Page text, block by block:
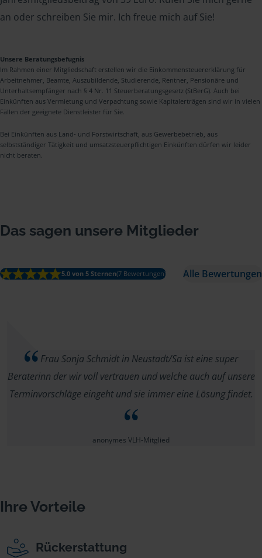
an oder schreiben Sie mir. Ich freue mich auf Sie!
Unsere Beratungsbefugnis
Im Rahmen einer Mitgliedschaft erstellen wir die Einkommensteuererklärung für
Arbeitnehmer, Beamte, Auszubildende, Studierende, Rentner, Pensionäre und
Unterhaltsempfänger nach § 4 Nr. 11 Steuerberatungsgesetz (StBerG). Auch bei
Einkünften aus Vermietung und Verpachtung sowie Kapitalerträgen sind wir in vielen
Fällen der geeignete Dienstleister für Sie.
Bei Einkünften aus Land- und Forstwirtschaft, aus Gewerbebetrieb, aus
selbstständiger Tätigkeit und umsatzsteuerpflichtigen Einkünften dürfen wir leider
nicht beraten.
Das sagen unsere Mitglieder
5.0 von 5 Sternen(7 Bewertungen) Alle Bewertungen
Frau Sonja Schmidt in Neustadt/Sa ist eine super
Beraterinn der wir voll vertrauen und welche auch auf unsere
Terminvorschläge eingeht und sie immer eine Lösung findet.
anonymes VLH-Mitglied
Ihre Vorteile
Rückerstattung